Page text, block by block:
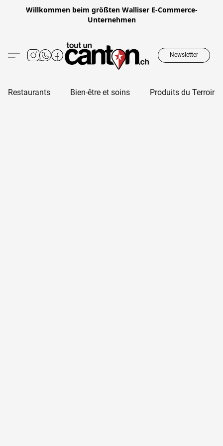
Willkommen beim größten Walliser E-Commerce-
Unternehmen
Newsletter
Restaurants Bien-être et soins Produits du Terroir